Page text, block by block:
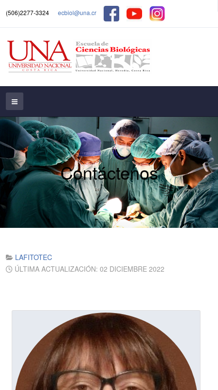
(506)2277-3324 ecbiol@una.cr
Contáctenos
LAFITOTEC
ÚLTIMA ACTUALIZACIÓN: 02 DICIEMBRE 2022